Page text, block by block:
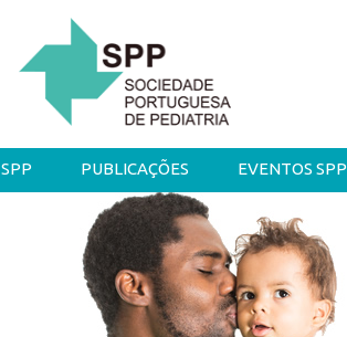
SPP PUBLICAÇÕES EVENTOS SPP